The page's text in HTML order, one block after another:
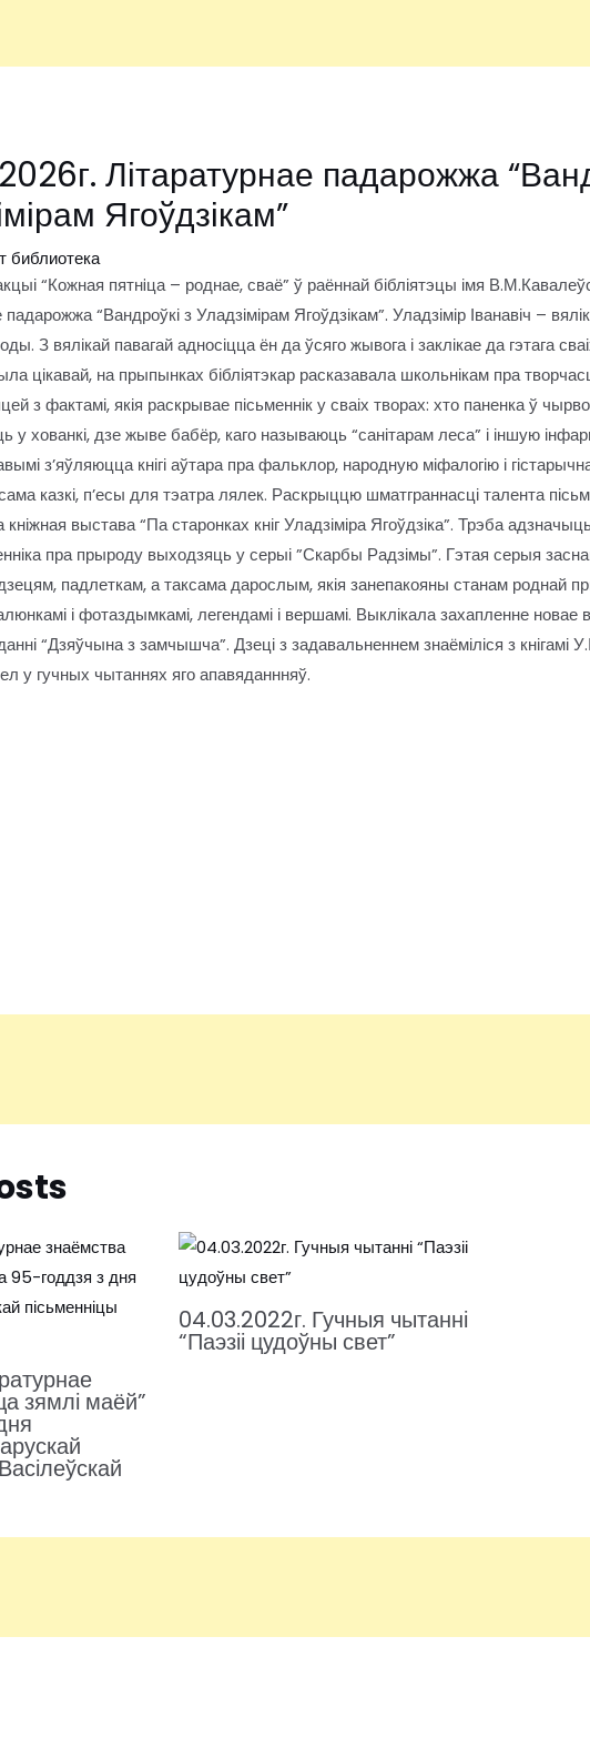
Літаратурнае падарожжа
Ягоўдзікам”
библиотека
“Кожная пятнiца – роднае, сваё” ў раённай бібліятэцы імя
падарожжа “Вандроўкі з Уладзімірам Ягоўдзікам”. Уладзімір Іванавіч –
З вялікай павагай адносіцца ён да ўсяго жывога і заклікае да гэтага
цікавай, на прыпынках бібліятэкар расказавала школьнікам пра творчасць
з фактамі, якія раскрывае пісьменнік у сваіх творах: хто паненка ў
у хованкі, дзе жыве бабёр, каго называюць “санітарам леса” і іншую
з’яўляюцца кнігі аўтара пра фальклор, народную міфалогію і
казкі, п’есы для тэатра лялек. Раскрыццю шматграннасці талента
кніжная выстава “Па старонках кніг Уладзіміра Ягоўдзіка”. Трэба
пра прыроду выходзяць у серыі ”Скарбы Радзімы”. Гэтая серыя
падлеткам, а таксама дарослым, якія занепакояны станам роднай
і фотаздымкамі, легендамі і вершамі. Выклікала захапленне новае
“Дзяўчына з замчышча”. Дзеці з задавальненнем знаёміліся з кнігамі
у гучных чытаннях яго апавяданнняў.
зямлі маёй”
04.03.2022г. Гучныя чытанні
“Паэзіі цудоўны свет”